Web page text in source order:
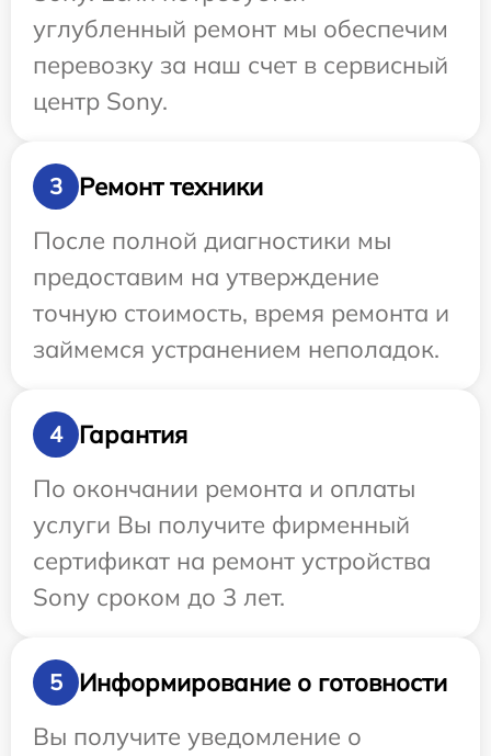
углубленный ремонт мы обеспечим
перевозку за наш счет в сервисный
центр Sony.
3
Ремонт техники
После полной диагностики мы
предоставим на утверждение
точную стоимость, время ремонта и
займемся устранением неполадок.
4
Гарантия
По окончании ремонта и оплаты
услуги Вы получите фирменный
сертификат на ремонт устройства
Sony сроком до 3 лет.
5
Информирование о готовности
Вы получите уведомление о